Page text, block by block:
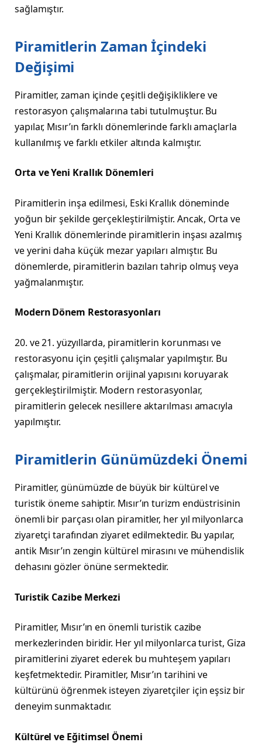
sağlamıştır.
Piramitlerin Zaman İçindeki
Değişimi
Piramitler, zaman içinde çeşitli değişikliklere ve
restorasyon çalışmalarına tabi tutulmuştur. Bu
yapılar, Mısır’ın farklı dönemlerinde farklı amaçlarla
kullanılmış ve farklı etkiler altında kalmıştır.
Orta ve Yeni Krallık Dönemleri
Piramitlerin inşa edilmesi, Eski Krallık döneminde
yoğun bir şekilde gerçekleştirilmiştir. Ancak, Orta ve
Yeni Krallık dönemlerinde piramitlerin inşası azalmış
ve yerini daha küçük mezar yapıları almıştır. Bu
dönemlerde, piramitlerin bazıları tahrip olmuş veya
yağmalanmıştır.
Modern Dönem Restorasyonları
20. ve 21. yüzyıllarda, piramitlerin korunması ve
restorasyonu için çeşitli çalışmalar yapılmıştır. Bu
çalışmalar, piramitlerin orijinal yapısını koruyarak
gerçekleştirilmiştir. Modern restorasyonlar,
piramitlerin gelecek nesillere aktarılması amacıyla
yapılmıştır.
Piramitlerin Günümüzdeki Önemi
Piramitler, günümüzde de büyük bir kültürel ve
turistik öneme sahiptir. Mısır’ın turizm endüstrisinin
önemli bir parçası olan piramitler, her yıl milyonlarca
ziyaretçi tarafından ziyaret edilmektedir. Bu yapılar,
antik Mısır’ın zengin kültürel mirasını ve mühendislik
dehasını gözler önüne sermektedir.
Turistik Cazibe Merkezi
Piramitler, Mısır’ın en önemli turistik cazibe
merkezlerinden biridir. Her yıl milyonlarca turist, Giza
piramitlerini ziyaret ederek bu muhteşem yapıları
keşfetmektedir. Piramitler, Mısır’ın tarihini ve
kültürünü öğrenmek isteyen ziyaretçiler için eşsiz bir
deneyim sunmaktadır.
Kültürel ve Eğitimsel Önemi